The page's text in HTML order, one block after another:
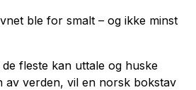
ble for smalt – og ikke minst
fleste kan uttale og huske
av verden, vil en norsk bokstav